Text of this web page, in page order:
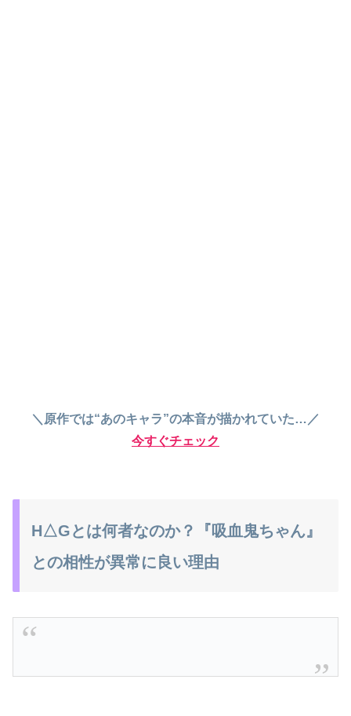
＼原作では“あのキャラ”の本音が描かれていた…／
今すぐチェック
H△Gとは何者なのか？『吸血鬼ちゃん』
との相性が異常に良い理由